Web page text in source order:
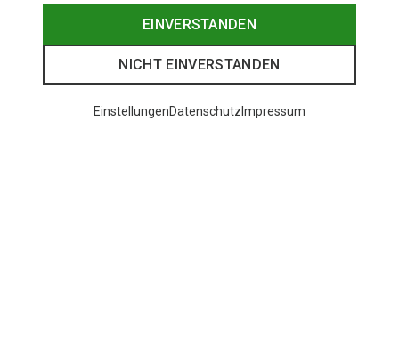
EINVERSTANDEN
NICHT EINVERSTANDEN
EinstellungenDatenschutz Impressum